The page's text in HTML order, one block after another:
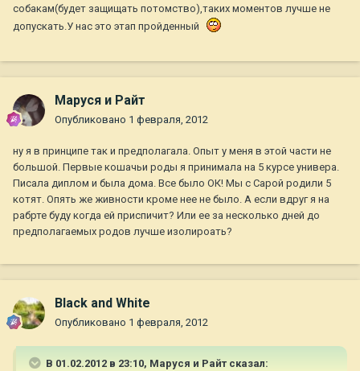
собакам(будет защищать потомство),таких моментов лучше не
допускать.У нас это этап пройденный
Маруся и Райт
Опубликовано 1 февраля, 2012
ну я в принципе так и предполагала. Опыт у меня в этой части не
большой. Первые кошачьи роды я принимала на 5 курсе универа.
Писала диплом и была дома. Все было ОК! Мы с Сарой родили 5
котят. Опять же живности кроме нее не было. А если вдруг я на
рабрте буду когда ей приспичит? Или ее за несколько дней до
предполагаемых родов лучше изолироать?
Black and White
Опубликовано 1 февраля, 2012
В 01.02.2012 в 23:10, Маруся и Райт сказал: